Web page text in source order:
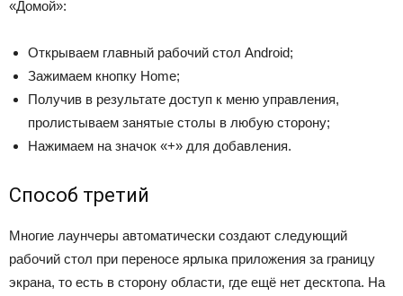
«Домой»:
Открываем главный рабочий стол Android;
Зажимаем кнопку Home;
Получив в результате доступ к меню управления,
пролистываем занятые столы в любую сторону;
Нажимаем на значок «+» для добавления.
Способ третий
Многие лаунчеры автоматически создают следующий
рабочий стол при переносе ярлыка приложения за границу
экрана, то есть в сторону области, где ещё нет десктопа. На